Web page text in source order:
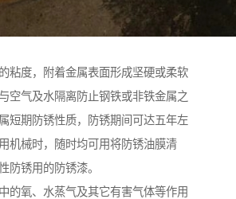
粘度，附着金属表面形成坚硬或柔软
空气及水隔离防止钢铁或非铁金属之
短期防锈性质，防锈期间可达五年左
机械时，随时均可用将防锈油膜清
防锈用的防锈漆。
的氧、水蒸气及其它有害气体等作用